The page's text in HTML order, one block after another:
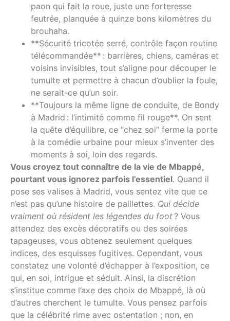
paon qui fait la roue, juste une forteresse
feutrée, planquée à quinze bons kilomètres du
brouhaha.
**Sécurité tricotée serré, contrôle façon routine
télécommandée** : barrières, chiens, caméras et
voisins invisibles, tout s’aligne pour découper le
tumulte et permettre à chacun d’oublier la foule,
ne serait-ce qu’un soir.
**Toujours la même ligne de conduite, de Bondy
à Madrid : l’intimité comme fil rouge**. On sent
la quête d’équilibre, ce “chez soi” ferme la porte
à la comédie urbaine pour mieux s’inventer des
moments à soi, loin des regards.
Vous croyez tout connaître de la vie de Mbappé,
pourtant vous ignorez parfois l’essentiel. Quand il
pose ses valises à Madrid, vous sentez vite que ce
n’est pas qu’une histoire de paillettes. Qui décide
vraiment où résident les légendes du foot? Vous
attendez des excès décoratifs ou des soirées
tapageuses, vous obtenez seulement quelques
indices, des esquisses fugitives. Cependant, vous
constatez une volonté d’échapper à l’exposition, ce
qui, en soi, intrigue et séduit. Ainsi, la discrétion
s’institue comme l’axe des choix de Mbappé, là où
d’autres cherchent le tumulte. Vous pensez parfois
que la célébrité rime avec ostentation ; non, en